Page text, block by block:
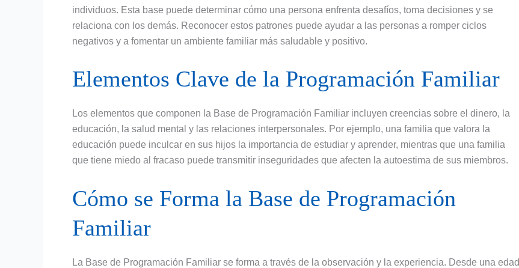
individuos. Esta base puede determinar cómo una persona enfrenta desafíos, toma decisiones y se
relaciona con los demás. Reconocer estos patrones puede ayudar a las personas a romper ciclos
negativos y a fomentar un ambiente familiar más saludable y positivo.
Elementos Clave de la Programación Familiar
Los elementos que componen la Base de Programación Familiar incluyen creencias sobre el dinero, la
educación, la salud mental y las relaciones interpersonales. Por ejemplo, una familia que valora la
educación puede inculcar en sus hijos la importancia de estudiar y aprender, mientras que una familia
que tiene miedo al fracaso puede transmitir inseguridades que afecten la autoestima de sus miembros.
Cómo se Forma la Base de Programación
Familiar
La Base de Programación Familiar se forma a través de la observación y la experiencia. Desde una edad